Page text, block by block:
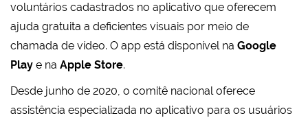
voluntários cadastrados no aplicativo que oferecem
ajuda gratuita a deficientes visuais por meio de
chamada de vídeo. O app está disponível na Google
Play e na Apple Store.
Desde junho de 2020, o comitê nacional oferece
assistência especializada no aplicativo para os usuários